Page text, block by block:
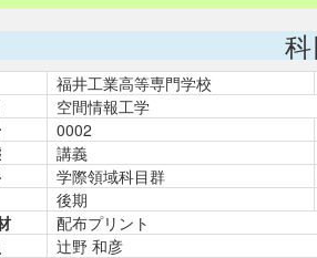
福井工業高等専門学校
空間情報工学
0002
講義
学際領域科目群
後期
配布プリント
辻野 和彦